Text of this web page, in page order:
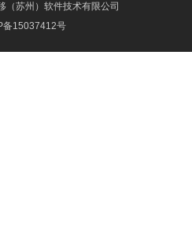
苏州）软件技术有限公司
备15037412号